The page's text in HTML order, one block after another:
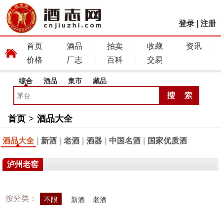
登录 注册
首页 酒品 拍卖 收藏
资讯
价格
厂志 百科 交易
综合 酒品 集市 藏品
首页 > 酒品大全
酒品大全 新酒 老酒 酒器 中国名酒 国家优质酒
泸州老窖
按分类： 不限 新酒 老酒